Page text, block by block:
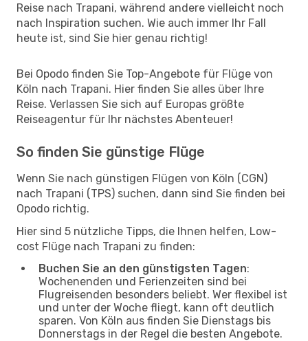
Reise nach Trapani, während andere vielleicht noch
nach Inspiration suchen. Wie auch immer Ihr Fall
heute ist, sind Sie hier genau richtig!
Bei Opodo finden Sie Top-Angebote für Flüge von
Köln nach Trapani. Hier finden Sie alles über Ihre
Reise. Verlassen Sie sich auf Europas größte
Reiseagentur für Ihr nächstes Abenteuer!
So finden Sie günstige Flüge
Wenn Sie nach günstigen Flügen von Köln (CGN)
nach Trapani (TPS) suchen, dann sind Sie finden bei
Opodo richtig.
Hier sind 5 nützliche Tipps, die Ihnen helfen, Low-
cost Flüge nach Trapani zu finden:
Buchen Sie an den günstigsten Tagen:
Wochenenden und Ferienzeiten sind bei
Flugreisenden besonders beliebt. Wer flexibel ist
und unter der Woche fliegt, kann oft deutlich
sparen. Von Köln aus finden Sie Dienstags bis
Donnerstags in der Regel die besten Angebote.